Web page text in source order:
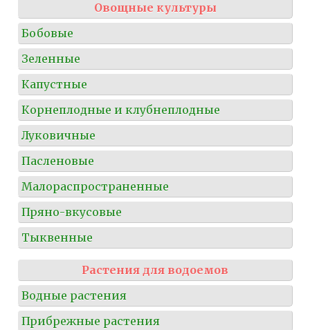
Овощные культуры
Бобовые
Зеленные
Капустные
Корнеплодные и клубнеплодные
Луковичные
Пасленовые
Малораспространенные
Пряно-вкусовые
Тыквенные
Растения для водоемов
Водные растения
Прибрежные растения